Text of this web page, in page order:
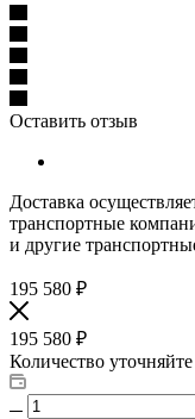
Оставить отзыв
Доставка
транспортные
и другие
195 580 ₽
195 580 ₽
Количество